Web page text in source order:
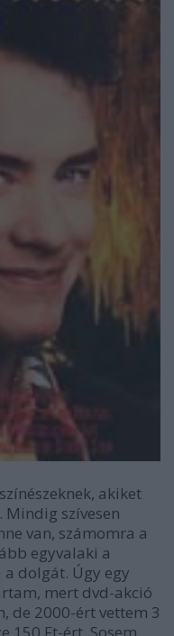
akiket
Mindig szívesen
van, számomra a
egyvalaki a
dolgát. Úgy egy
mert dvd-akció
de 2000-ért vettem 3
150 Ft-ért. Sosem